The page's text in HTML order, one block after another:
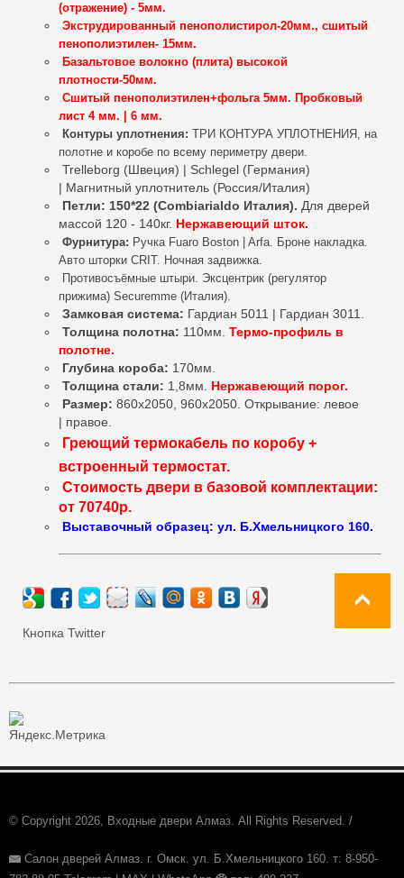
(отражение) - 5мм.
Экструдированный пенополистирол-20мм., сшитый
пенополиэтилен- 15мм.
Базальтовое волокно (плита) высокой
плотности-50мм.
Сшитый пенополиэтилен+фольга 5мм. Пробковый
лист 4 мм. | 6 мм.
Контуры уплотнения: ТРИ КОНТУРА УПЛОТНЕНИЯ, на
полотне и коробе по всему периметру двери.
Trelleborg (Швеция) | Schlegel (Германия)
| Магнитный уплотнитель (Россия/Италия)
Петли: 150*22 (Combiarialdo Италия). Для дверей
массой 120 - 140кг. Нержавеющий шток.
Фурнитура: Ручка Fuaro Boston | Arfa. Броне накладка.
Авто шторки CRIT. Ночная задвижка.
Противосъёмные штыри. Эксцентрик (регулятор
прижима) Securemme (Италия).
Замковая система: Гардиан 5011 | Гардиан 3011.
Толщина полотна: 110мм. Термо-профиль в
полотне.
Глубина короба: 170мм.
Толщина стали: 1,8мм. Нержавеющий порог.
Размер: 860х2050, 960х2050. Открывание: левое
| правое.
Греющий термокабель по коробу +
встроенный термостат.
Стоимость двери в базовой комплектации:
от 70740р.
Выставочный образец: ул. Б.Хмельницкого 160.
Кнопка Twitter
© Copyright 2026, Входные двери Алмаз. All Rights Reserved. /
Салон дверей Алмаз. г. Омск. ул. Б.Хмельницкого 160. т: 8-950-